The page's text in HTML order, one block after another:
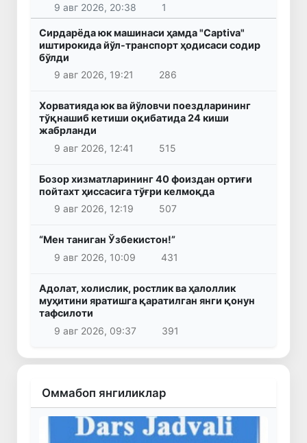
9 авг 2026, 20:38 1
Сирдарёда юк машинаси ҳамда "Captiva"
иштирокида йўл-транспорт ҳодисаси содир
бўлди
9 авг 2026, 19:21
286
Хорватияда юк ва йўловчи поездларининг
тўқнашиб кетиши оқибатида 24 киши
жабрланди
9 авг 2026, 12:41
515
Бозор хизматларининг 40 фоиздан ортиғи
пойтахт ҳиссасига тўғри келмоқда
9 авг 2026, 12:19
507
“Мен таниган Ўзбекистон!”
9 авг 2026, 10:09
431
Адолат, холислик, ростлик ва ҳалоллик
муҳитини яратишга қаратилган янги қонун
тафсилоти
9 авг 2026, 09:37
391
Оммабоп янгиликлар